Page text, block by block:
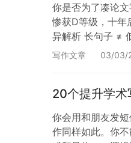
你是否为了凑论
惨获D等级，十年
异解析 长句子 ≠
写作文章 03/03/
20个提升学术
你会用和朋友发
作同样如此。你